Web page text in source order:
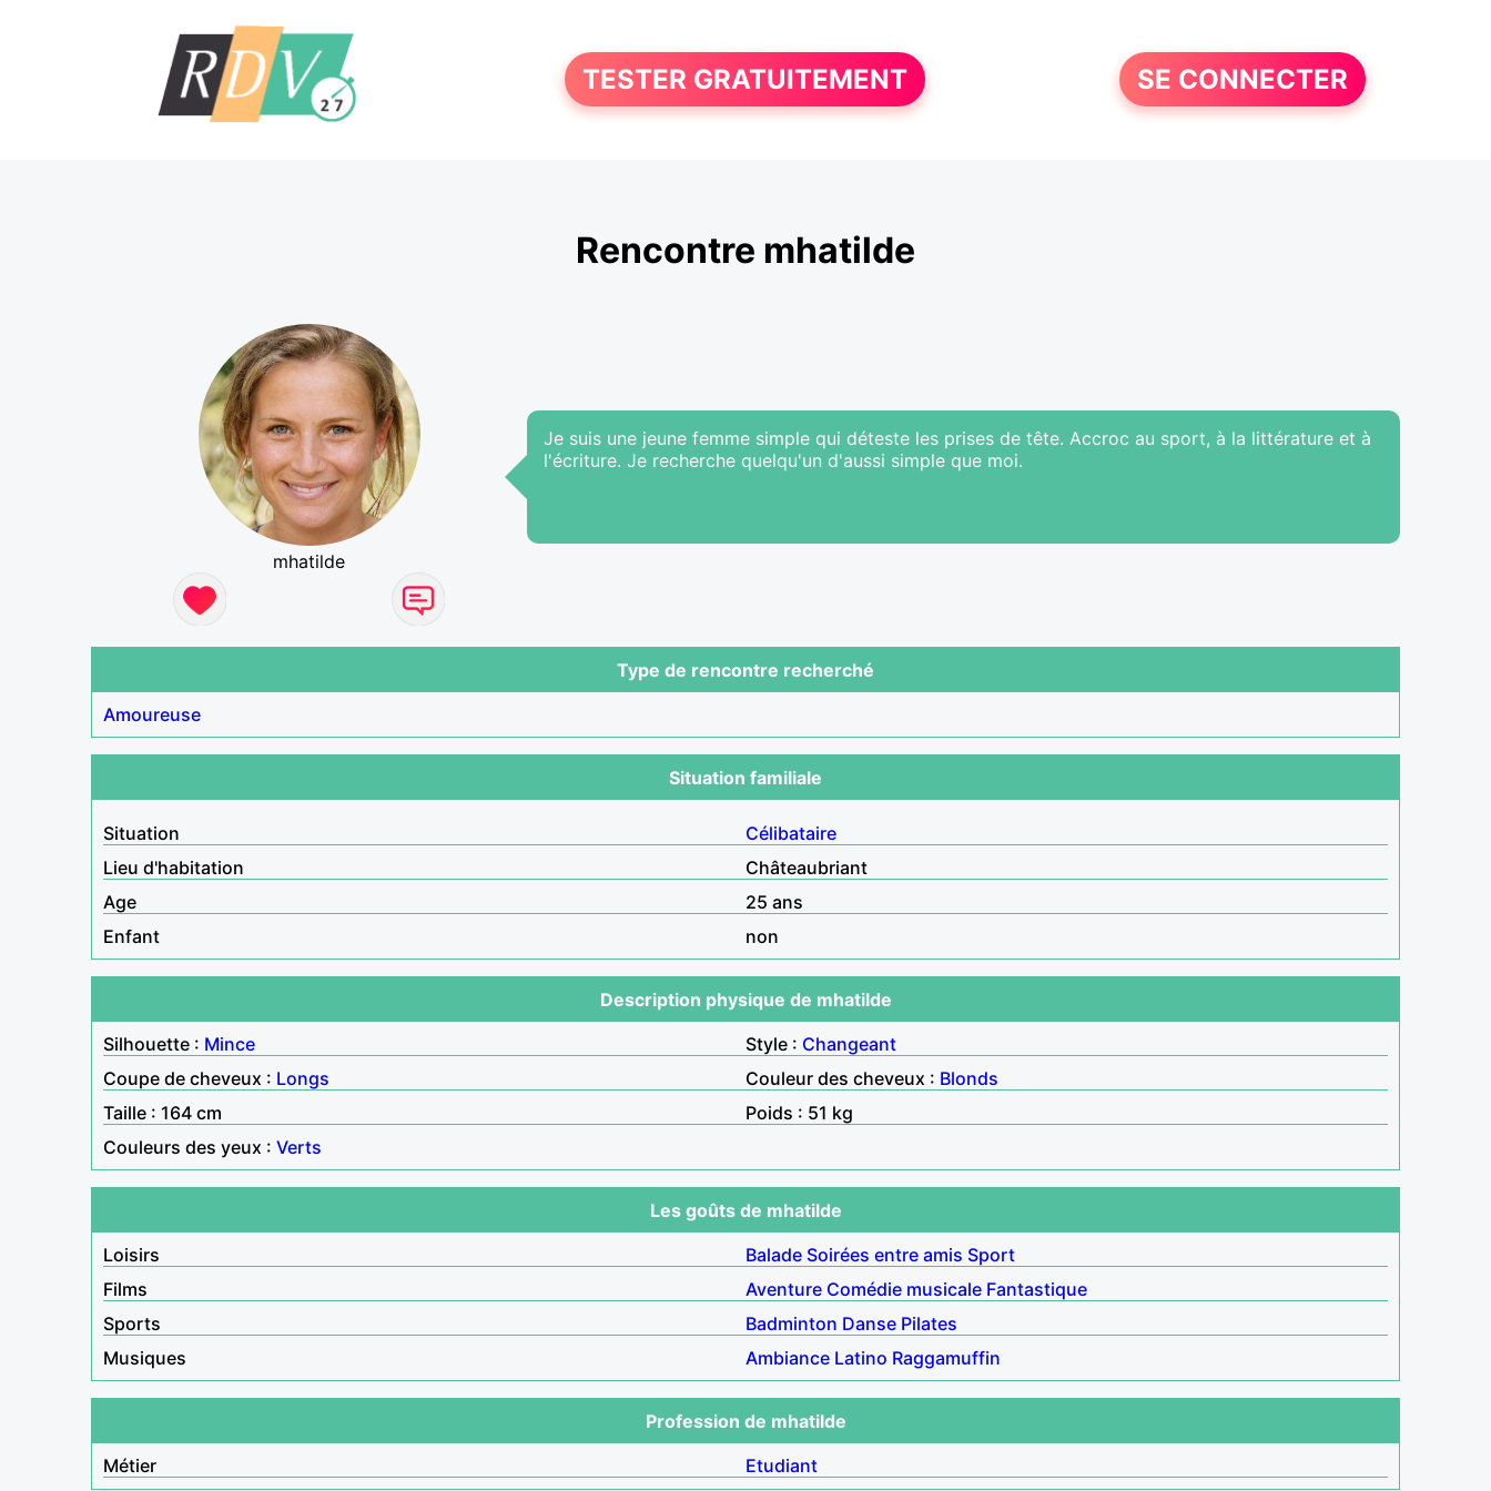
TESTER GRATUITEMENT SE CONNECTER
Rencontre mhatilde
mhatilde
Je suis une jeune femme simple qui déteste les prises de tête. Accroc au sport, à la littérature et à
l'écriture. Je recherche quelqu'un d'aussi simple que moi.
Type de rencontre recherché
Amoureuse
Situation familiale
Situation
Célibataire
Lieu d'habitation
Châteaubriant
Age
25 ans
Enfant
non
Description physique de mhatilde
Silhouette : Mince Style : Changeant
Coupe de cheveux : Longs Couleur des cheveux : Blonds
Taille : 164 cm
Poids : 51 kg
Couleurs des yeux : Verts
Les goûts de mhatilde
Loisirs
Balade Soirées entre amis Sport
Films
Aventure Comédie musicale Fantastique
Sports
Badminton Danse Pilates
Musiques
Ambiance Latino Raggamuffin
Profession de mhatilde
Métier
Etudiant